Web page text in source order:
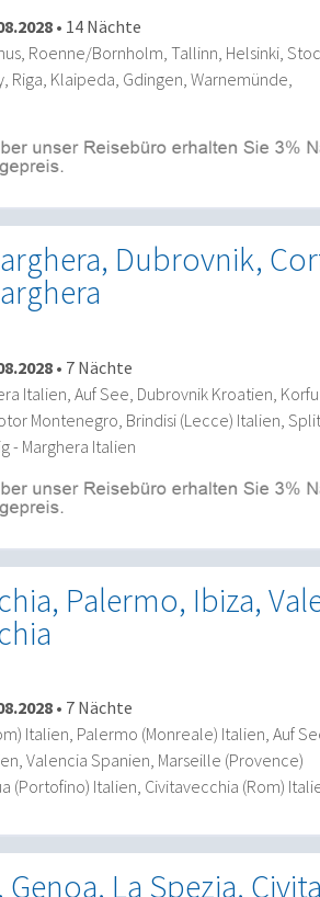
• 14 Nächte
Roenne/Bornholm, Tallinn, Helsinki,
Riga, Klaipeda, Gdingen, Warnemünde,
Dubrovnik,
• 7 Nächte
Italien, Auf See, Dubrovnik Kroatien, Korfu
Montenegro, Brindisi (Lecce) Italien, Split
- Marghera Italien
Palermo, Ibiza,
• 7 Nächte
Italien, Palermo (Monreale) Italien, Auf
Valencia Spanien, Marseille (Provence)
(Portofino) Italien, Civitavecchia (Rom)
Genoa, La Spezia,